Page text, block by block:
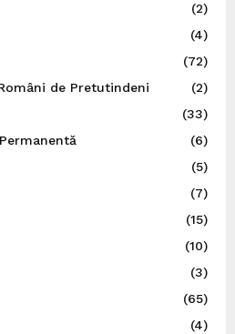
(2)
(4)
(72)
de Pretutindeni
(2)
(33)
(6)
(5)
(7)
(15)
(10)
(3)
(65)
(4)